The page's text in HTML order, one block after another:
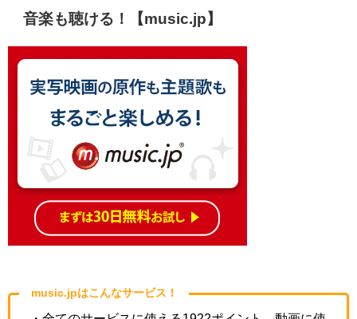
音楽も聴ける！【music.jp】
music.jpはこんなサービス！